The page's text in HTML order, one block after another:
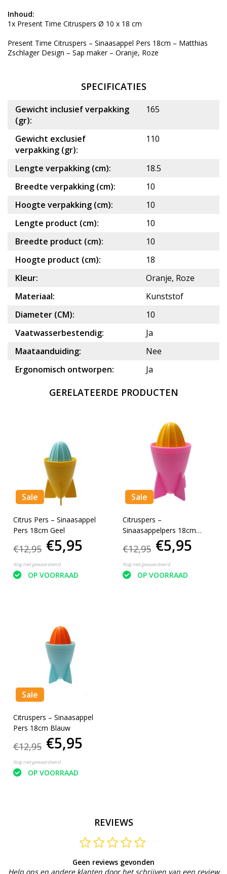
Inhoud:
1x Present Time Citruspers Ø 10 x 18 cm
Present Time Citruspers – Sinaasappel Pers 18cm – Matthias
Zschlager Design – Sap maker – Oranje, Roze
SPECIFICATIES
Gewicht inclusief verpakking
(gr):
165
Gewicht exclusief
verpakking (gr):
110
Lengte verpakking (cm):
18.5
Breedte verpakking (cm):
10
Hoogte verpakking (cm):
10
Lengte product (cm):
10
Breedte product (cm):
10
Hoogte product (cm):
18
Kleur:
Oranje, Roze
Materiaal:
Kunststof
Diameter (CM):
10
Vaatwasserbestendig:
Ja
Maataanduiding:
Nee
Ergonomisch ontworpen:
Ja
GERELATEERDE PRODUCTEN
Sale
Citrus Pers – Sinaasappel
Pers 18cm Geel
€12,95 €5,95
Nog niet gewaardeerd
OP VOORRAAD
Sale
Citruspers –
Sinaasappelpers 18cm
€12,95 €5,95
Nog niet gewaardeerd
OP VOORRAAD
Sale
Citruspers – Sinaasappel
Pers 18cm Blauw
€12,95 €5,95
Nog niet gewaardeerd
OP VOORRAAD
REVIEWS
Geen reviews gevonden
Help ons en andere klanten door het schrijven van een review